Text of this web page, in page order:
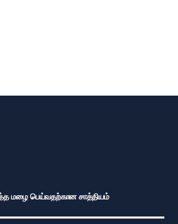
மழை பெய்வதற்கான சாத்தியம்